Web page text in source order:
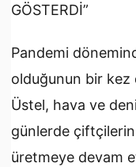
GÖSTERDİ”
Pandemi
olduğunun bir
Üstel, hava ve
günlerde
üretmeye devam